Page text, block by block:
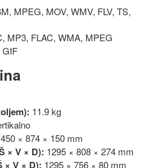
MPEG, MOV, WMV, FLV, TS,
MP3, FLAC, WMA, MPEG
GIF
11.9 kg
× 874 × 150 mm
× V × D): 1295 × 808 × 274 mm
× V × D): 1295 × 756 × 80 mm